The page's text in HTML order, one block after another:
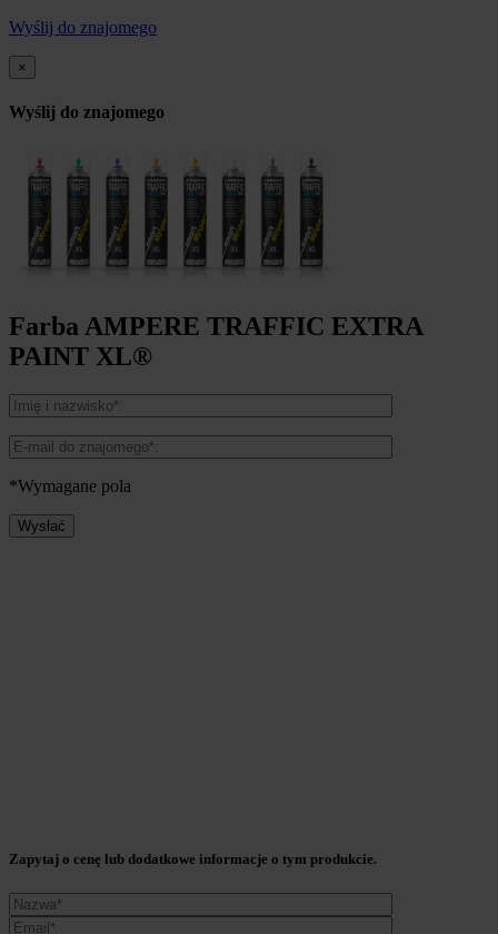
Wyślij do znajomego
×
Wyślij do znajomego
Farba AMPERE TRAFFIC EXTRA
PAINT XL®
*Wymagane pola
Zapytaj o cenę lub dodatkowe informacje o tym produkcie.